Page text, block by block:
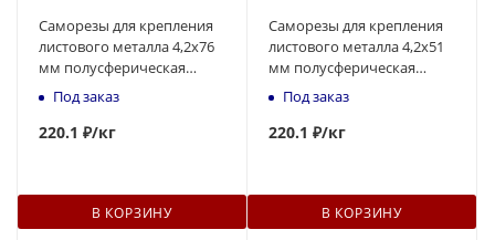
Саморезы для крепления
листового металла 4,2x76
мм полусферическая
головка, острый
наконечник
Под заказ
220.1 ₽/кг
В КОРЗИНУ
Саморезы для крепления
листового металла 4,2x51
мм полусферическая
головка, острый
наконечник
Под заказ
220.1 ₽/кг
В КОРЗИНУ